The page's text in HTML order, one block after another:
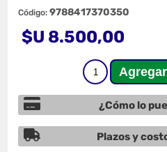
Código: 9788417370350
$U 8.500,00
¿Cómo lo
Plazos y